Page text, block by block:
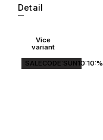
Detail
Více
variant
SALECODE:SUN10:10:%